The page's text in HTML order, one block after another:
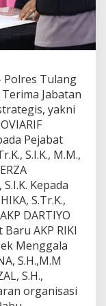
Polres Tulang
Jabatan
yakni
Pejabat
S.I.K., M.M.,
Kepada
S.Tr.K.,
DARTIYO
Baru AKP RIKI
Menggala
S.H.,M.M
S.H.,
organisasi